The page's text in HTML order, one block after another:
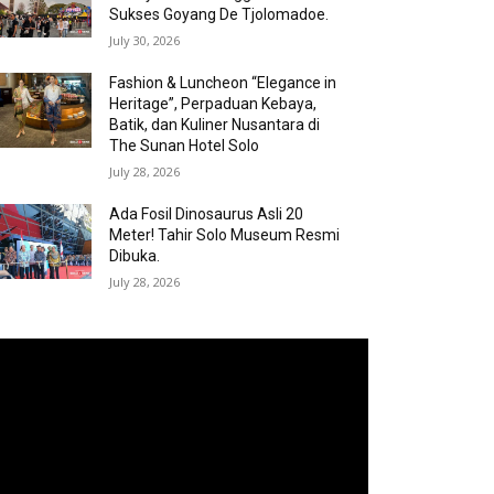
Sukses Goyang De Tjolomadoe.
July 30, 2026
Fashion & Luncheon “Elegance in
Heritage”, Perpaduan Kebaya,
Batik, dan Kuliner Nusantara di
The Sunan Hotel Solo
July 28, 2026
Ada Fosil Dinosaurus Asli 20
Meter! Tahir Solo Museum Resmi
Dibuka.
July 28, 2026